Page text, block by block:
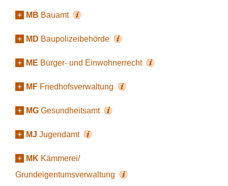
+ MB Bauamt
+ MD Baupolizeibehörde
+ ME Bürger- und Einwohnerrecht
+ MF Friedhofsverwaltung
+ MG Gesundheitsamt
+ MJ Jugendamt
+ MK Kämmerei/
Grundeigentumsverwaltung